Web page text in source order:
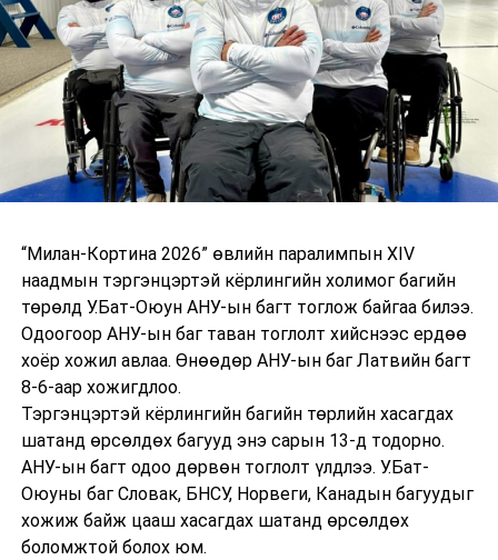
“Милан-Кортина 2026” өвлийн паралимпын XIV
наадмын тэргэнцэртэй кёрлингийн холимог багийн
төрөлд У.Бат-Оюун АНУ-ын багт тоглож байгаа билээ.
Одоогоор АНУ-ын баг таван тоглолт хийснээс ердөө
хоёр хожил авлаа. Өнөөдөр АНУ-ын баг Латвийн багт
8-6-аар хожигдлоо.
Тэргэнцэртэй кёрлингийн багийн төрлийн хасагдах
шатанд өрсөлдөх багууд энэ сарын 13-д тодорно.
АНУ-ын багт одоо дөрвөн тоглолт үлдлээ. У.Бат-
Оюуны баг Словак, БНСУ, Норвеги, Канадын багуудыг
хожиж байж цааш хасагдах шатанд өрсөлдөх
боломжтой болох юм.